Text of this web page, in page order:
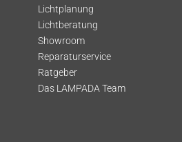
Lichtplanung
Lichtberatung
Showroom
Reparaturservice
Ratgeber
Das LAMPADA Team